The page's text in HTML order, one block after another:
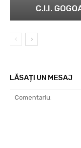
C.I.I.
LĂSAȚI UN MESAJ